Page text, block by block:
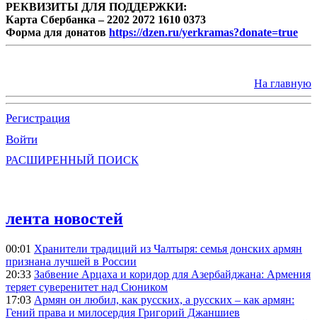
РЕКВИЗИТЫ ДЛЯ ПОДДЕРЖКИ:
Карта Сбербанка – 2202 2072 1610 0373
Форма для донатов https://dzen.ru/yerkramas?donate=true
На главную
Регистрация
Войти
РАСШИРЕННЫЙ ПОИСК
лента новостей
00:01 Хранители традиций из Чалтыря: семья донских армян
признана лучшей в России
20:33 Забвение Арцаха и коридор для Азербайджана: Армения
теряет суверенитет над Сюником
17:03 Армян он любил, как русских, а русских – как армян:
Гений права и милосердия Григорий Джаншиев